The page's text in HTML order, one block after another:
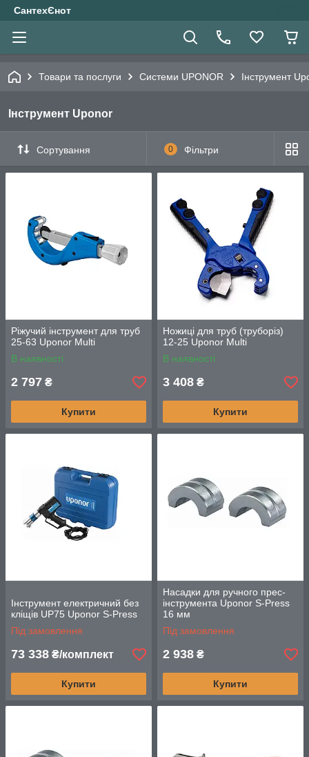
СантехЄнот
Товари та послуги Системи UPONOR Інструмент
Інструмент Uponor
Сортування 0 Фільтри
Ріжучий інструмент для труб
25-63 Uponor Multi
В наявності
2 797 ₴
Купити
Ножиці для труб (труборіз)
12-25 Uponor Multi
В наявності
3 408 ₴
Купити
Інструмент електричний без
кліщів UP75 Uponor S-Press
Під замовлення
73 338 ₴/комплект
Купити
Насадки для ручного прес-
інструмента Uponor S-Press
16 мм
Під замовлення
2 938 ₴
Купити